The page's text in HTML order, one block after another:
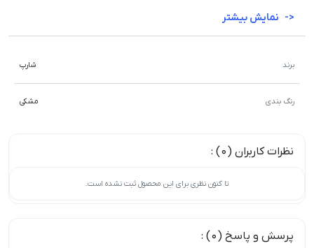
برند شارپ
رنگ بندی مشکی
نظرات کاربران (0) :
تا کنون نظری برای این محصول ثبت نشده است.
پرسش و پاسخ (0) :